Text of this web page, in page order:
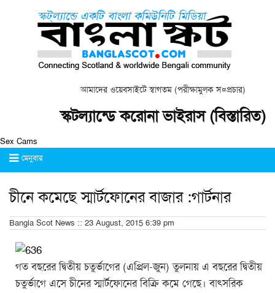
আমাদের ওয়েবসাইটে স্বাগতম (পরীক্ষামুলক স¤প্রচার)
স্কটল্যান্ডে করোনা ভাইরাস (বিস্তারিত)
Sex Cams
মেনুবার
চীনে কমেছে স্মার্টফোনের বাজার :গার্টনার
Bangla Scot News :: 23 August, 2015 6:39 pm
গত বছরের দ্বিতীয় চতুর্ভাগের (এপ্রিল-জুন) তুলনায় এ বছরের দ্বিতীয়
চতুর্ভাগে এসে চীনের স্মার্টফোনের বিক্রি কমে গেছে। বাত্সরিক